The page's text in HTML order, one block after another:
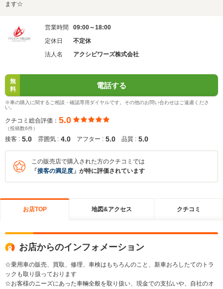
ます☆
営業時間
09:00～18:00
定休日
不定休
法人名
アクシビワーズ株式会社
無
料
電話する
※車の購入に関するご相談・確認専用ダイヤルです。その他のお問い合わせはご遠慮くださ
い。
クチコミ総合評価： 5.0
（投稿数6件）
接客 : 5.0 雰囲気 : 4.0 アフター : 5.0 品質 : 5.0
この販売店で購入された方のクチコミでは
「 接客の満足度 」が特に評価されています
お店TOP 地図&アクセス クチコミ
お店からのインフォメーション
☆乗用車の販売、買取、修理、車検はもちろんのこと、新車おろしたてのトラ
ックも取り扱っております
☆お客様のニーズにあった車輛全般を取り扱い、現金での支払いや、自社のオ